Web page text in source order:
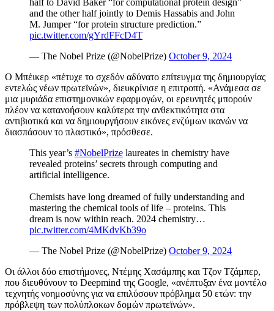
half to David Baker “for computational protein design”
and the other half jointly to Demis Hassabis and John
M. Jumper “for protein structure prediction.”
pic.twitter.com/gYrdFFcD4T
— The Nobel Prize (@NobelPrize) October 9, 2024
Ο Μπέικερ «πέτυχε το σχεδόν αδύνατο επίτευγμα της δημιουργίας
εντελώς νέων πρωτεϊνών», διευκρίνισε η επιτροπή. «Ανάμεσα σε
μια μυριάδα επιστημονικών εφαρμογών, οι ερευνητές μπορούν
πλέον να κατανοήσουν καλύτερα την ανθεκτικότητα στα
αντιβιοτικά και να δημιουργήσουν εικόνες ενζύμων ικανών να
διασπάσουν το πλαστικό», πρόσθεσε.
This year’s #NobelPrize laureates in chemistry have
revealed proteins’ secrets through computing and
artificial intelligence.
Chemists have long dreamed of fully understanding and
mastering the chemical tools of life – proteins. This
dream is now within reach. 2024 chemistry…
pic.twitter.com/4MKdvKb39o
— The Nobel Prize (@NobelPrize) October 9, 2024
Οι άλλοι δύο επιστήμονες, Ντέμης Χασάμπης και Τζον Τζάμπερ,
που διευθύνουν το Deepmind της Google, «ανέπτυξαν ένα μοντέλο
τεχνητής νοημοσύνης για να επιλύσουν πρόβλημα 50 ετών: την
πρόβλεψη των πολύπλοκων δομών πρωτεϊνών».